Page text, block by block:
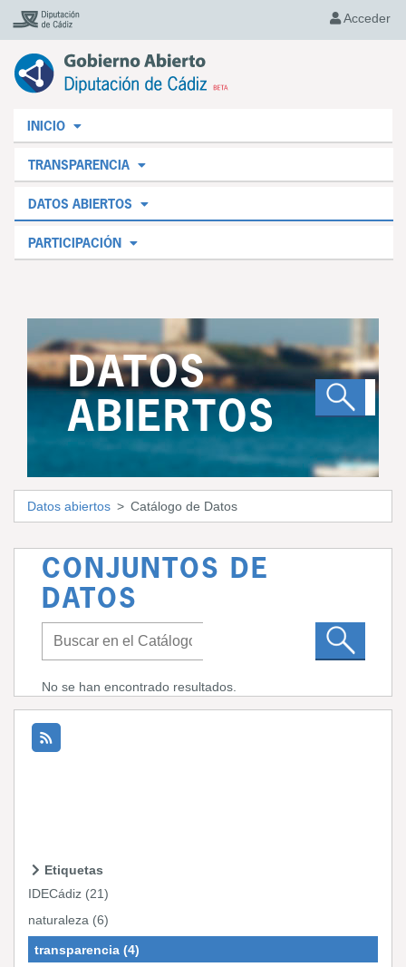
Acceder
INICIO
TRANSPARENCIA
DATOS ABIERTOS
PARTICIPACIÓN
DATOS
ABIERTOS
Datos abiertos Catálogo de Datos
CONJUNTOS DE
DATOS
No se han encontrado resultados.
Etiquetas
IDECádiz (21)
naturaleza (6)
transparencia (4)